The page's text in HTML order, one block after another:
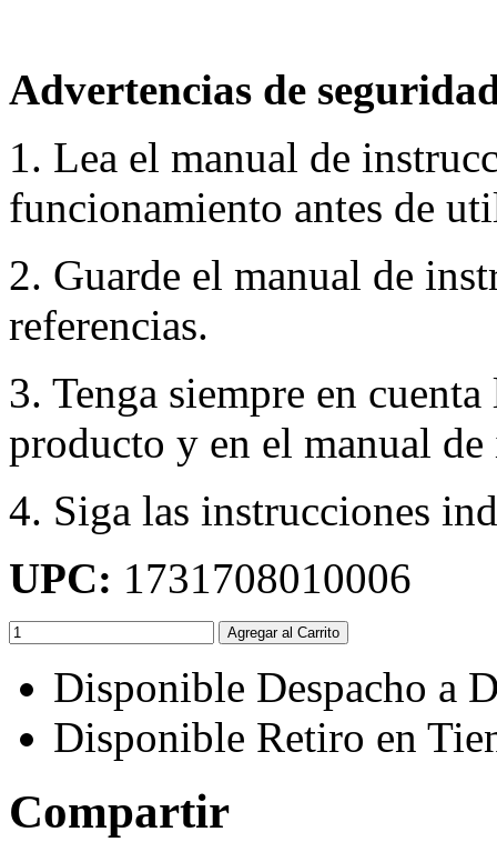
Advertencias de
1. Lea el manual de
funcionamiento antes de
2. Guarde el manual de
referencias.
3. Tenga siempre en
producto y en el manual
4. Siga las instrucciones
UPC: 1731708010006
Agregar al Carrito
Disponible Despacho a
Disponible Retiro en
Compartir